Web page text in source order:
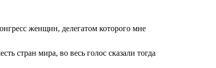
женщин, делегатом которого мне
стран мира, во весь голос сказали тогда